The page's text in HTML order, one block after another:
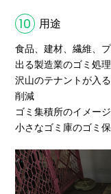
10 用途
食品、建材、繊維、
出る製造業のゴミ処
沢山のテナントが入
削減
ゴミ集積所のイメー
小さなゴミ庫のゴミ